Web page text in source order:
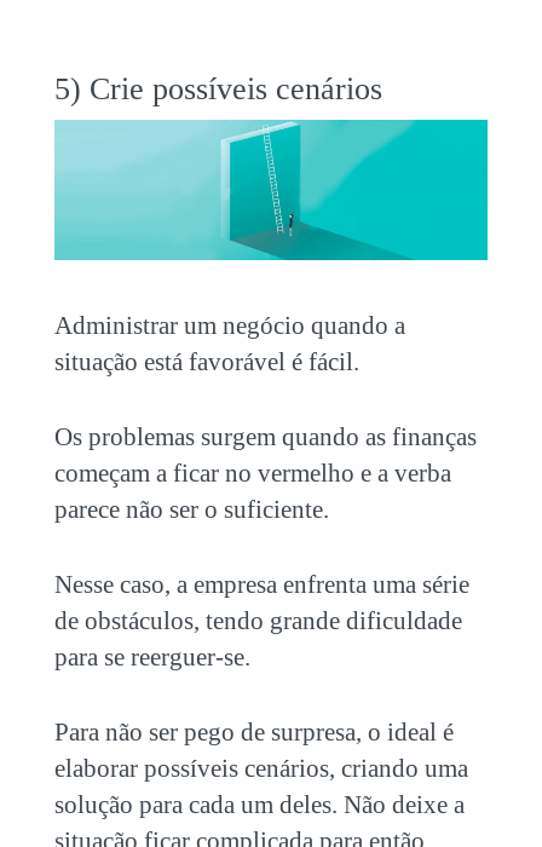
5) Crie possíveis cenários
Administrar um negócio quando a
situação está favorável é fácil.
Os problemas surgem quando as finanças
começam a ficar no vermelho e a verba
parece não ser o suficiente.
Nesse caso, a empresa enfrenta uma série
de obstáculos, tendo grande dificuldade
para se reerguer-se.
Para não ser pego de surpresa, o ideal é
elaborar possíveis cenários, criando uma
solução para cada um deles. Não deixe a